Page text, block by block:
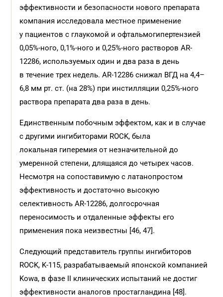
эффективности и безопасности нового препарата
компания исследовала местное применение
у пациентов с глаукомой и офтальмогипертензией
0,05%-ного, 0,1%-ного и 0,25%-ного растворов AR-
12286, используемых один и два раза в день
в течение трех недель. AR-12286 снижал ВГД на 4,4–
6,8 мм рт. ст. (на 28%) при инстилляции 0,25%-ного
раствора препарата два раза в день.
Единственным побочным эффектом, как и в случае
с другими ингибиторами ROCK, была
локальная гиперемия от незначительной до
умеренной степени, длящаяся до четырех часов.
Несмотря на сопоставимую с латанопростом
эффективность и достаточно высокую
селективность AR-12286, долгосрочная
переносимость и отдаленные эффекты его
применения пока неизвестны [46, 47].
Следующий представитель группы ингибиторов
ROCK, K-115, разрабатываемый японской компанией
Kowa, в фазе II клинических испытаний не достиг
эффективности аналогов простагландина [48].